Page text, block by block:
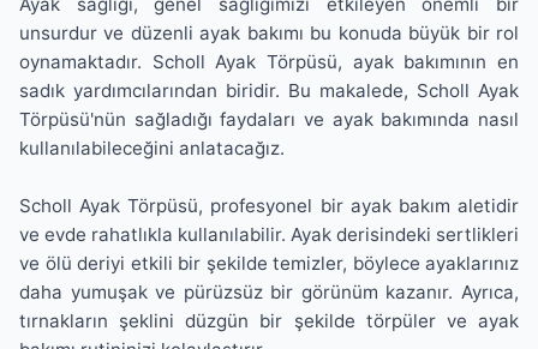
unsurdur ve düzenli ayak bakımı bu konuda büyük bir rol
oynamaktadır. Scholl Ayak Törpüsü, ayak bakımının en
sadık yardımcılarından biridir. Bu makalede, Scholl Ayak
Törpüsü'nün sağladığı faydaları ve ayak bakımında nasıl
kullanılabileceğini anlatacağız.
Scholl Ayak Törpüsü, profesyonel bir ayak bakım aletidir
ve evde rahatlıkla kullanılabilir. Ayak derisindeki sertlikleri
ve ölü deriyi etkili bir şekilde temizler, böylece ayaklarınız
daha yumuşak ve pürüzsüz bir görünüm kazanır. Ayrıca,
tırnakların şeklini düzgün bir şekilde törpüler ve ayak